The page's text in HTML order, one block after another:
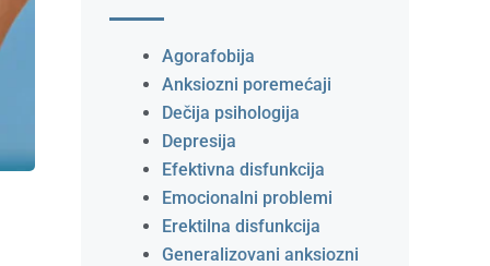
Agorafobija
Anksiozni poremećaji
Dečija psihologija
Depresija
Efektivna disfunkcija
Emocionalni problemi
Erektilna disfunkcija
Generalizovani anksiozni